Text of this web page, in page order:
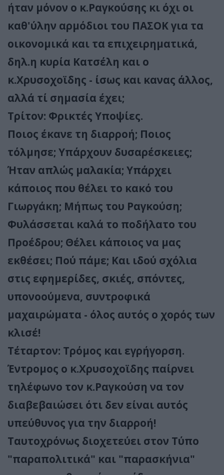
ήταν μόνον ο κ.Ραγκούσης κι όχι οι
καθ'ύλην αρμόδιοι του ΠΑΣΟΚ για τα
οικονομικά και τα επιχειρηματικά,
δηλ.η κυρία Κατσέλη και ο
κ.Χρυσοχοϊδης - ίσως και κανας άλλος,
αλλά τί σημασία έχει;
Τρίτον: Φρικτές Υποψίες.
Ποιος έκανε τη διαρροή; Ποιος
τόλμησε; Υπάρχουν δυσαρέσκειες;
Ήταν απλώς μαλακία; Υπάρχει
κάποιος που θέλει το κακό του
Γιωργάκη; Μήπως του Ραγκούση;
Φυλάσσεται καλά το ποδήλατο του
Προέδρου; Θέλει κάποιος να μας
εκθέσει; Πού πάμε; Και ιδού σχόλια
στις εφημερίδες, σκιές, σπόντες,
υπονοούμενα, συντροφικά
μαχαιρώματα - όλος αυτός ο χορός των
κλισέ!
Τέταρτον: Τρόμος και εγρήγορση.
Έντρομος ο κ.Χρυσοχοϊδης παίρνει
τηλέφωνο τον κ.Ραγκούση να τον
διαβεβαιώσει ότι δεν είναι αυτός
υπεύθυνος για την διαρροή!
Ταυτοχρόνως διοχετεύει στον Τύπο
"παραπολιτικά" και "παρασκήνια"